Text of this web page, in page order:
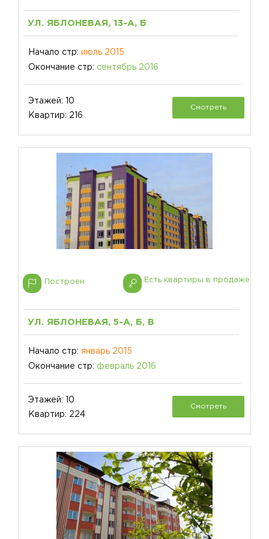
УЛ. ЯБЛОНЕВАЯ, 13-А, Б
Начало стр: июль 2015
Окончание стр: сентябрь 2016
Этажей: 10
Квартир: 216
Смотреть
Построен Есть квартиры в продаже
УЛ. ЯБЛОНЕВАЯ, 5-А, Б, В
Начало стр: январь 2015
Окончание стр: февраль 2016
Этажей: 10
Квартир: 224
Смотреть